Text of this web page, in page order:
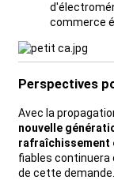
commerce
Perspectives
Avec la
nouvelle
rafraîchissement
fiables continuera
de cette demande.